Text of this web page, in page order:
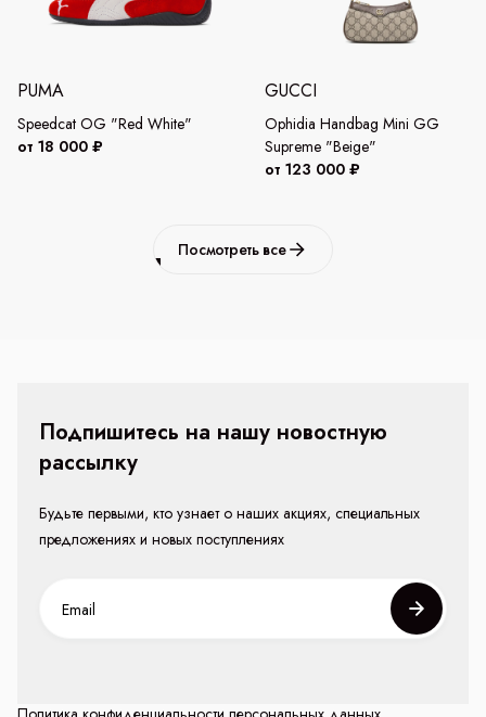
PUMA
Speedcat OG "Red White"
от 18 000 ₽
GUCCI
Ophidia Handbag Mini GG
Supreme "Beige"
от 123 000 ₽
Посмотреть все
Подпишитесь на нашу новостную
рассылку
Будьте первыми, кто узнает о наших акциях, специальных
предложениях и новых поступлениях